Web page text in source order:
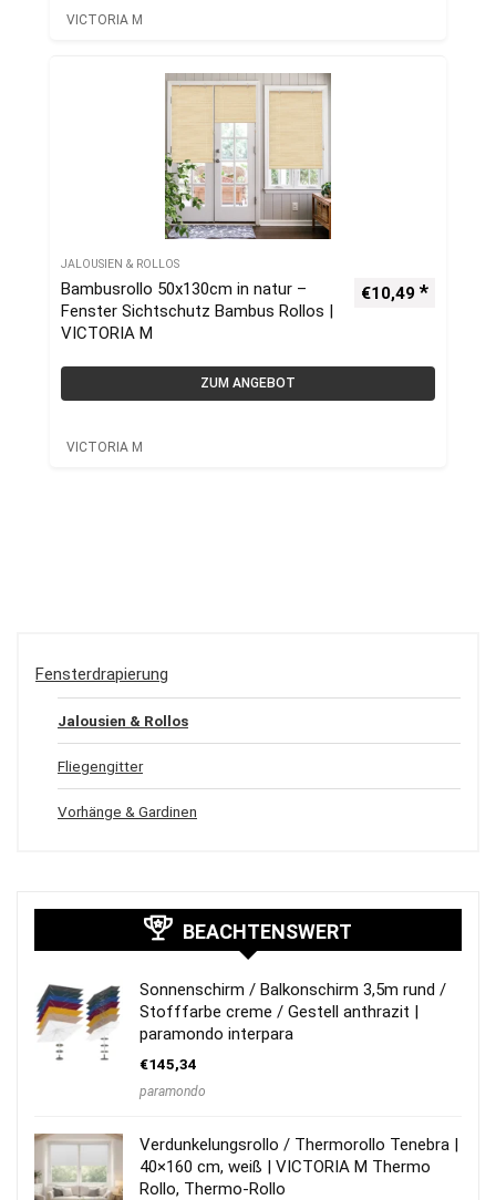
VICTORIA M
JALOUSIEN & ROLLOS
Bambusrollo 50x130cm in natur –
Fenster Sichtschutz Bambus Rollos |
VICTORIA M
€10,49
ZUM ANGEBOT
VICTORIA M
Fensterdrapierung
Jalousien & Rollos
Fliegengitter
Vorhänge & Gardinen
BEACHTENSWERT
Sonnenschirm / Balkonschirm 3,5m rund /
Stofffarbe creme / Gestell anthrazit |
paramondo interpara
€145,34
paramondo
Verdunkelungsrollo / Thermorollo Tenebra |
40×160 cm, weiß | VICTORIA M Thermo
Rollo, Thermo-Rollo